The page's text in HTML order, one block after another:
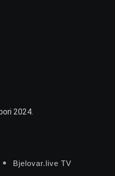
2024.
Bjelovar.live TV